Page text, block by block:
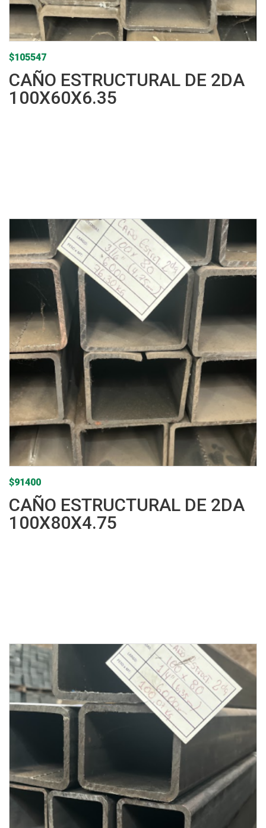
CAÑO ESTRUCTURAL DE 2DA
100X60X6.35
$105547
CAÑO ESTRUCTURAL DE 2DA
100X80X4.75
$91400